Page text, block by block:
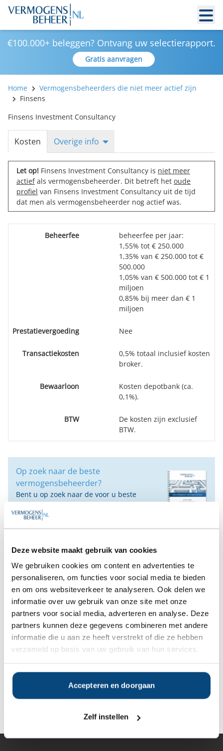
Deze website maakt gebruik van cookies
We gebruiken cookies om content en advertenties te
personaliseren, om functies voor social media te bieden
en om ons websiteverkeer te analyseren. Ook delen we
informatie over uw gebruik van onze site met onze
partners voor social media, adverteren en analyse. Deze
partners kunnen deze gegevens combineren met andere
informatie die u aan ze heeft verstrekt of die ze hebben
verzameld op basis van uw gebruik van hun services.
Accepteren en doorgaan
Zelf instellen
€100.000+ beleggen? Ontvang uw selectierapport.
Gratis aanvragen
Home
Vermogensbeheerders die niet meer actief zijn
Finsens
Finsens Investment Consultancy
Kosten Overige info
Let op! Finsens Investment Consultancy is niet meer
actiefals vermogensbeheerder. Dit betreft het oude
profiel van Finsens Investment Consultancy uit de tijd
dat men als vermogensbeheerder nog actief was.
Beheerfee
beheerfee per jaar:
1,55% tot € 250.000
1,35% van € 250.000 tot €
500.000
1,05% van € 500.000 tot € 1
miljoen
0,85% bij meer dan € 1
miljoen
Prestatievergoeding Nee
Transactiekosten
0,5% totaal inclusief kosten
broker.
Bewaarloon
Kosten depotbank (ca.
0,1%).
BTW
De kosten zijn exclusief
BTW.
Op zoek naar de beste
vermogensbeheerder?
Bent u op zoek naar de voor u beste
vermogensbeheerder?
Vraag dan gratis en geheel vrijblijvend een
beste passen bij uw persoonlijke situatie, wensen en
Gratis Selectierapport
Anderen bekeken ook:
Vanaf
Vanaf
Vanaf
Vanaf
Deel op Facebook
Deel op X
Deel op LinkedIn